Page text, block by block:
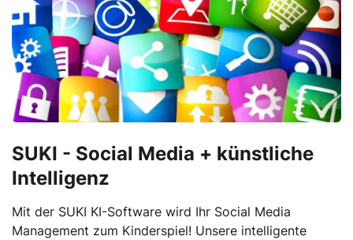
SUKI - Social Media + künstliche
Intelligenz
Mit der SUKI KI-Software wird Ihr Social Media
Management zum Kinderspiel! Unsere intelligente